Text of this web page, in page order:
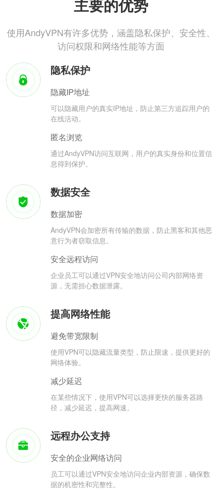
主要的优势
使用AndyVPN有许多优势，涵盖隐私保护、安全性、
访问权限和网络性能等方面
隐私保护
隐藏IP地址
可以隐藏用户的真实IP地址，防止第三方追踪用户的
在线活动。
匿名浏览
通过AndyVPN访问互联网，用户的真实身份和位置信
息得到保护。
数据安全
数据加密
AndyVPN会加密所有传输的数据，防止黑客和其他恶
意行为者窃取信息。
安全远程访问
企业员工可以通过VPN安全地访问公司内部网络资
源，无需担心数据泄露。
提高网络性能
避免带宽限制
使用VPN可以隐藏流量类型，防止限速，提供更好的
网络体验。
减少延迟
在某些情况下，使用VPN可以选择更快的服务器路
径，减少延迟，提高网速。
远程办公支持
安全的企业网络访问
员工可以通过VPN安全地访问企业内部资源，确保数
据的机密性和完整性。